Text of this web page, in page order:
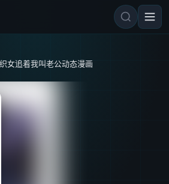
女追着我叫老公动态漫画